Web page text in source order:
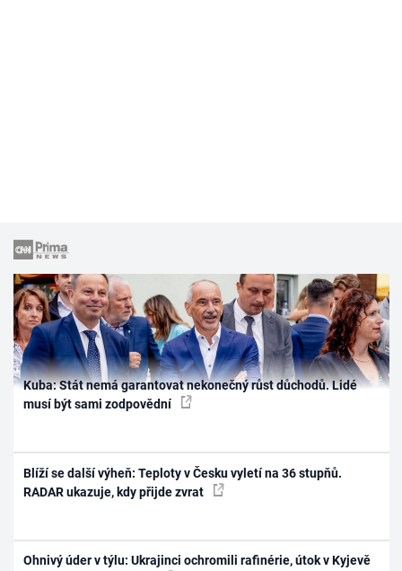
Kuba: Stát nemá garantovat nekonečný růst důchodů. Lidé
musí být sami zodpovědní
Blíží se další výheň: Teploty v Česku vyletí na 36 stupňů.
RADAR ukazuje, kdy přijde zvrat
Ohnivý úder v týlu: Ukrajinci ochromili rafinérie, útok v Kyjevě